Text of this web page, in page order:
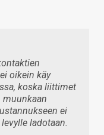
oikein käy
koska liittimet
muunkaan
ei
ladotaan.